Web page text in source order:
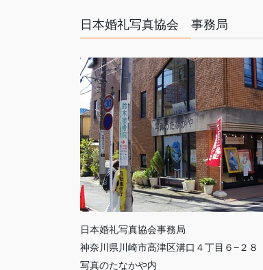
日本婚礼写真協会 事務局
日本婚礼写真協会事務局
神奈川県川崎市高津区溝口４丁目６−２８
写真のたなかや内